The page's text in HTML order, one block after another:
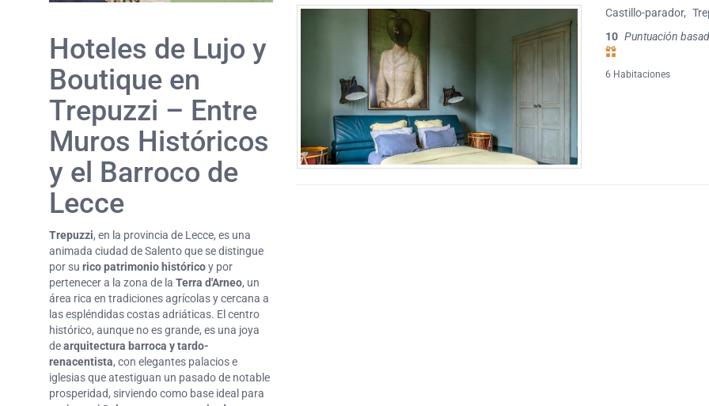
Hoteles de Lujo y
Boutique en
Trepuzzi – Entre
Muros Históricos
y el Barroco de
Lecce
Trepuzzi, en la provincia de Lecce, es una
animada ciudad de Salento que se distingue
por su rico patrimonio históricoy por
pertenecer a la zona de la Terra d'Arneo, un
área rica en tradiciones agrícolas y cercana a
las espléndidas costas adriáticas. El centro
histórico, aunque no es grande, es una joya
dearquitectura barroca y tardo-
renacentista, con elegantes palacios e
iglesias que atestiguan un pasado de notable
prosperidad, sirviendo como base ideal para
Castillo-parador,
10 Puntuación
6 Habitaciones